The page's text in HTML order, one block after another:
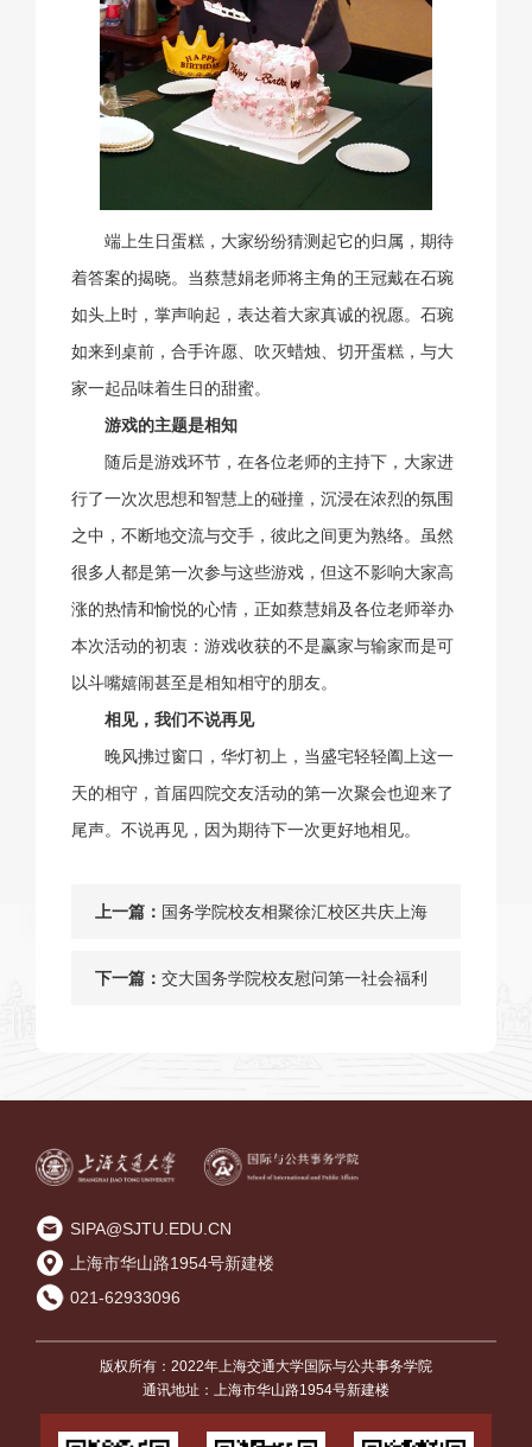
端上生日蛋糕，大家纷纷猜测起它的归属，期待
着答案的揭晓。当蔡慧娟老师将主角的王冠戴在石琬
如头上时，掌声响起，表达着大家真诚的祝愿。石琬
如来到桌前，合手许愿、吹灭蜡烛、切开蛋糕，与大
家一起品味着生日的甜蜜。
游戏的主题是相知
随后是游戏环节，在各位老师的主持下，大家进
行了一次次思想和智慧上的碰撞，沉浸在浓烈的氛围
之中，不断地交流与交手，彼此之间更为熟络。虽然
很多人都是第一次参与这些游戏，但这不影响大家高
涨的热情和愉悦的心情，正如蔡慧娟及各位老师举办
本次活动的初衷：游戏收获的不是赢家与输家而是可
以斗嘴嬉闹甚至是相知相守的朋友。
相见，我们不说再见
晚风拂过窗口，华灯初上，当盛宅轻轻阖上这一
天的相守，首届四院交友活动的第一次聚会也迎来了
尾声。不说再见，因为期待下一次更好地相见。
上一篇： 国务学院校友相聚徐汇校区共庆上海
交大122周年华诞
下一篇： 交大国务学院校友慰问第一社会福利
SIPA@SJTU.EDU.CN
上海市华山路1954号新建楼
021-62933096
版权所有：2022年上海交通大学国际与公共事务学院
通讯地址：上海市华山路1954号新建楼